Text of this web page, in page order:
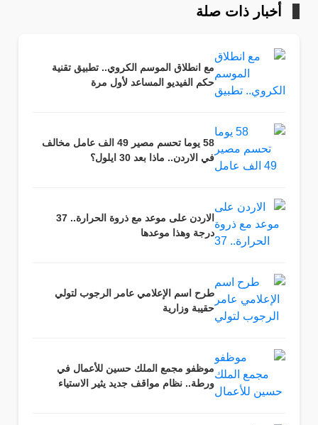
أخبار ذات صلة
مع انطلاق الموسم الكروي.. تطبيق تقنية
حكم الفيديو المساعد لأول مرة
58 يوما تحسم مصير 49 الف عامل مخالف
في الاردن.. ماذا بعد 30 ايلول؟
الاردن على موعد مع ذروة الحرارة.. 37
درجة وهذا موعدها
طرح اسم الإعلامي عامر الرجوب لتولي
حقيبة وزارية
موظفو مجمع الملك حسين للأعمال في
ورطة.. نظام مواقف جديد يثير الاستياء